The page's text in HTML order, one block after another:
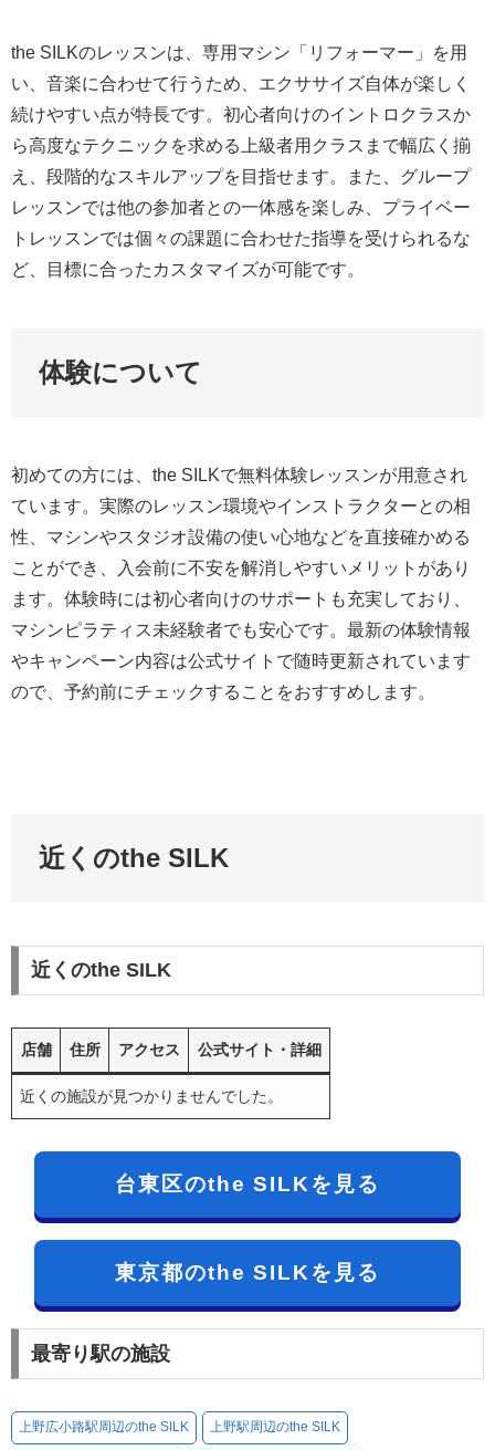
the SILKのレッスンは、専用マシン「リフォーマー」を用
い、音楽に合わせて行うため、エクササイズ自体が楽しく
続けやすい点が特長です。初心者向けのイントロクラスか
ら高度なテクニックを求める上級者用クラスまで幅広く揃
え、段階的なスキルアップを目指せます。また、グループ
レッスンでは他の参加者との一体感を楽しみ、プライベー
トレッスンでは個々の課題に合わせた指導を受けられるな
ど、目標に合ったカスタマイズが可能です。
体験について
初めての方には、the SILKで無料体験レッスンが用意され
ています。実際のレッスン環境やインストラクターとの相
性、マシンやスタジオ設備の使い心地などを直接確かめる
ことができ、入会前に不安を解消しやすいメリットがあり
ます。体験時には初心者向けのサポートも充実しており、
マシンピラティス未経験者でも安心です。最新の体験情報
やキャンペーン内容は公式サイトで随時更新されています
ので、予約前にチェックすることをおすすめします。
近くのthe SILK
近くのthe SILK
店舗 住所 アクセス 公式サイト・詳細
近くの施設が見つかりませんでした。
台東区のthe SILKを見る
東京都のthe SILKを見る
最寄り駅の施設
上野広小路駅周辺のthe SILK 上野駅周辺のthe SILK